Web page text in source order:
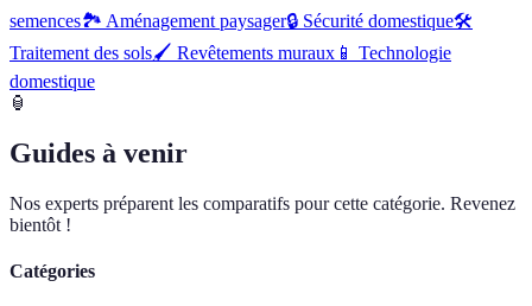
semences🏞️ Aménagement paysager🔒 Sécurité domestique🛠
Traitement des sols🖌️ Revêtements muraux 📱 Technologie
domestique
🏮
Guides à venir
Nos experts préparent les comparatifs pour cette catégorie. Revenez
bientôt !
Catégories